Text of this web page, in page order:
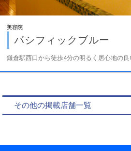
美容院
パシフィックブルー
鎌倉駅西口から徒歩4分の明るく居心地の良
その他の掲載店舗一覧